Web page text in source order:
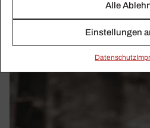
Alle
Einstellungen
Daten­schutz
Maurizio Pollini feiert am 5.
Geburtstag.